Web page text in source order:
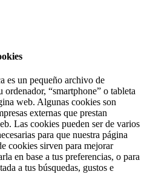
es un pequeño archivo de
“smartphone” o tableta
web. Algunas cookies son
externas que prestan
Las cookies pueden ser de varios
para que nuestra página
cookies sirven para mejorar
en base a tus preferencias, o para
a tus búsquedas, gustos e